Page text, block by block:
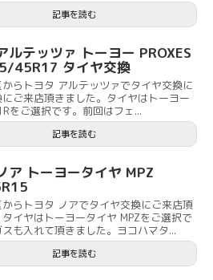
記事を読む
ルテッツァ トーヨー PROXES
45R17 タイヤ交換
らトヨタ アルテッツァでタイヤ交換に
ご来店頂きました。タイヤはトーヨー
をご選択です。前回はフェ...
記事を読む
ア トーヨータイヤ MPZ
らトヨタ ノアでタイヤ交換にご来店頂
イヤはトーヨータイヤ MPZをご選択で
も入れて頂きました。ヨコハマタ...
記事を読む